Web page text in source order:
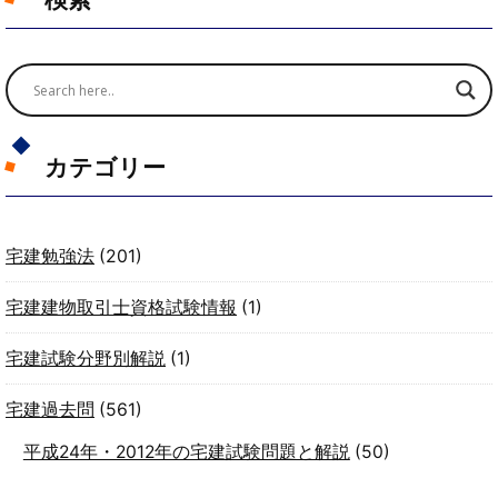
カテゴリー
宅建勉強法 (201)
宅建建物取引士資格試験情報 (1)
宅建試験分野別解説 (1)
宅建過去問 (561)
平成24年・2012年の宅建試験問題と解説(50)